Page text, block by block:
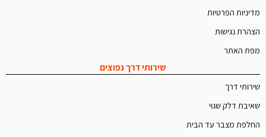
מדיניות הפרטיות
הצהרת נגישות
מפת האתר
שירותי דרך נפוצים
שירותי דרך
שאיבת דלק שגוי
החלפת מצבר עד הבית